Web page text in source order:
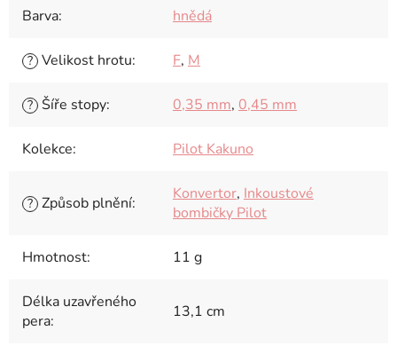
Barva: hnědá
? Velikost hrotu: F, M
? Šíře stopy: 0,35 mm, 0,45 mm
Kolekce: Pilot Kakuno
? Způsob plnění: Konvertor, Inkoustové
bombičky Pilot
Hmotnost: 11 g
Délka uzavřeného
pera: 13,1 cm